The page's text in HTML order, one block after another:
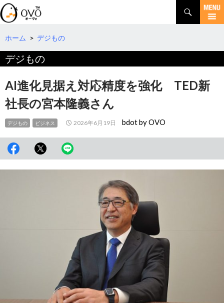
検
索
コ
テ
ツ
へ
動
ホーム > デジもの
デジもの
AI進化見据え対応精度を強化 TED新
社長の宮本隆義さん
デジもの ビジネス 2026年6月19日 bdot by OVO